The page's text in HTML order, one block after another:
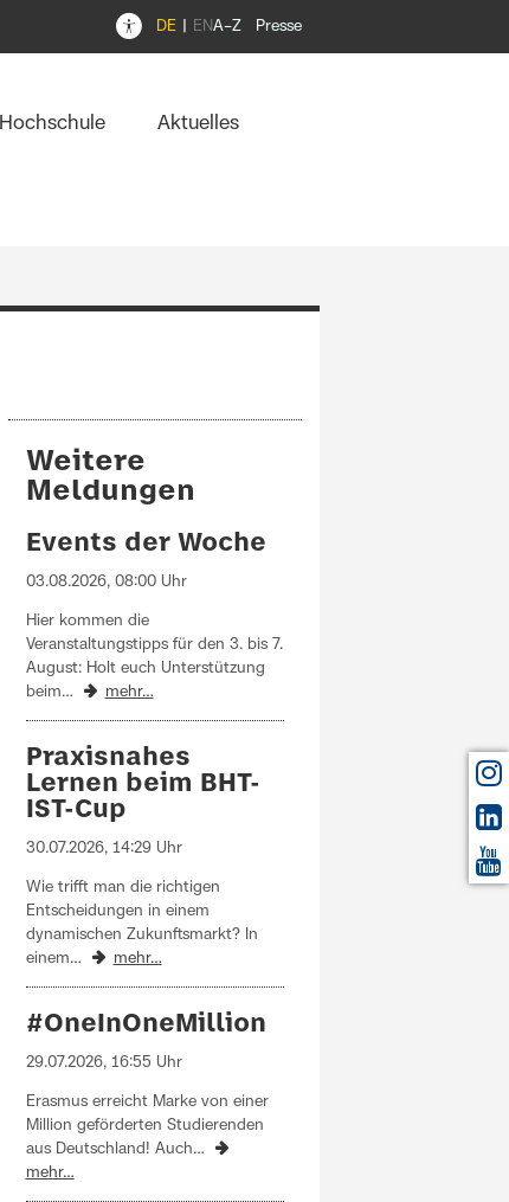
A–Z Presse
DE EN
Hochschule Aktuelles
Weitere
Meldungen
Events der Woche
03.08.2026, 08:00 Uhr
Hier kommen die
Veranstaltungstipps für den 3. bis 7.
August: Holt euch Unterstützung
beim…
mehr…
Praxisnahes
Lernen beim BHT-
IST-Cup
30.07.2026, 14:29 Uhr
Wie trifft man die richtigen
Entscheidungen in einem
dynamischen Zukunftsmarkt? In
einem…
mehr…
#OneInOneMillion
29.07.2026, 16:55 Uhr
Erasmus erreicht Marke von einer
Million geförderten Studierenden
aus Deutschland! Auch…
mehr…